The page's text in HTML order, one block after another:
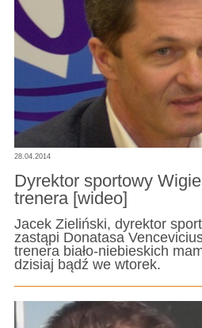
28.04.2014
Dyrektor sportowy
trenera [wideo]
Jacek Zieliński, dyrektor
zastąpi Donatasa
trenera biało-niebieskich
dzisiaj bądź we wtorek.